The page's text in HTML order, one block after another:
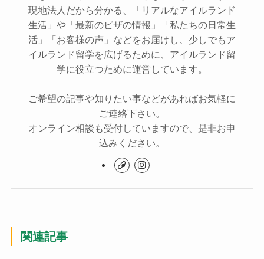
現地法人だから分かる、「リアルなアイルランド
生活」や「最新のビザの情報」「私たちの日常生
活」「お客様の声」などをお届けし、少しでもア
イルランド留学を広げるために、アイルランド留
学に役立つために運営しています。
ご希望の記事や知りたい事などがあればお気軽に
ご連絡下さい。
オンライン相談も受付していますので、是非お申
込みください。
関連記事